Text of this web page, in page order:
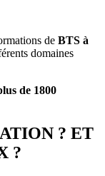
de BTS à
domaines
de 1800
? ET
?